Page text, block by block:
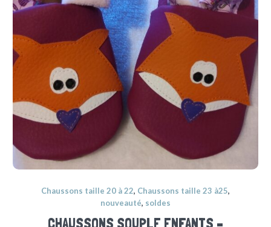
Chaussons taille 20 à 22, Chaussons taille 23 à25,
nouveauté, soldes